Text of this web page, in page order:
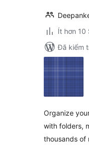
Ít hơn 10
Đã kiểm
Organize
with folders,
thousands of